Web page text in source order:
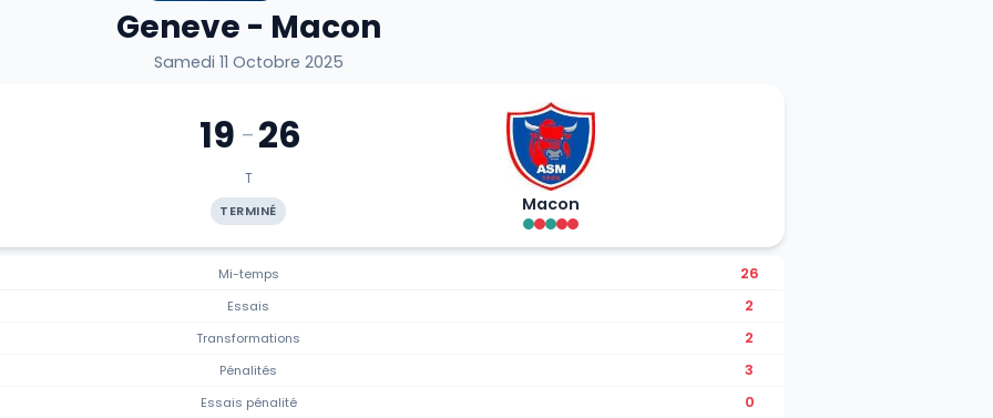
Geneve - Macon
Samedi 11 Octobre 2025
19 -26
T
TERMINÉ Macon
Mi-temps
26
Essais
2
Transformations
2
Pénalités
3
Essais pénalité
0